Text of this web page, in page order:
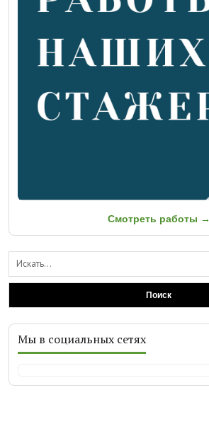
Смотреть работы →
Поиск
Мы в социальных сетях